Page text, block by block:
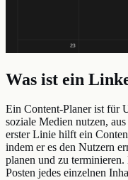
Was ist ein
Ein Content-Planer ist für
soziale Medien nutzen,
erster Linie hilft ein
indem er es den Nutzern
planen und zu
Posten jedes einzelnen